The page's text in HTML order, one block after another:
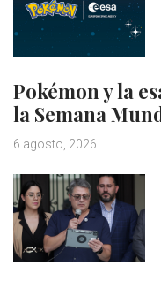
Pokémon y la
la Semana
6 agosto, 2026